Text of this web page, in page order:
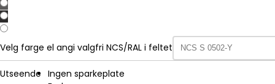
Velg farge el angi valgfri NCS/RAL i feltet
Utseende
Ingen sparkeplate